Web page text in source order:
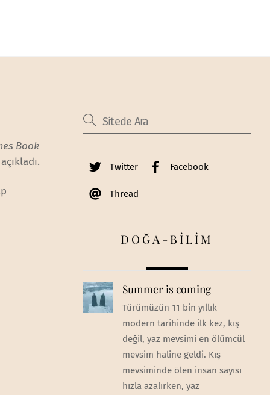
Book
Twitter Facebook
Thread
DOĞA-BİLİM
Summer is coming
Türümüzün 11 bin yıllık
modern tarihinde ilk kez, kış
değil, yaz mevsimi en ölümcül
mevsim haline geldi. Kış
mevsiminde ölen insan sayısı
hızla azalırken, yaz